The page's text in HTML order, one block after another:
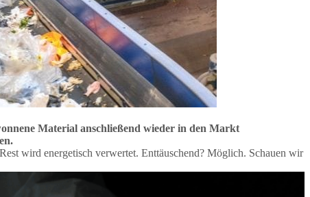
Material anschließend wieder in den Markt
wird energetisch verwertet. Enttäuschend? Möglich. Schauen wir